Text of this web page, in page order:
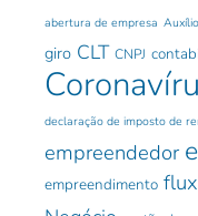
abertura de empresa
giro CLT CNPJ
declaração de imposto de
empreendedor
empreendimento